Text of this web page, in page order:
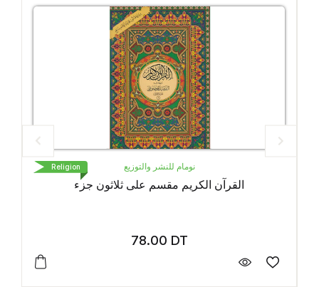
دار بيرم
القران الكريم
1.50
Religion